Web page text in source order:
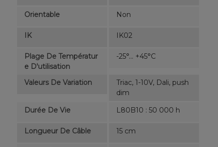
Orientable Non
IK IK02
Plage De Températur
E D'utilisation
-25°... +45°C
Valeurs De Variation
Triac, 1-10V, Dali, push
dim
Durée De Vie
L80B10 : 50 000 h
Longueur De Câble 15 cm